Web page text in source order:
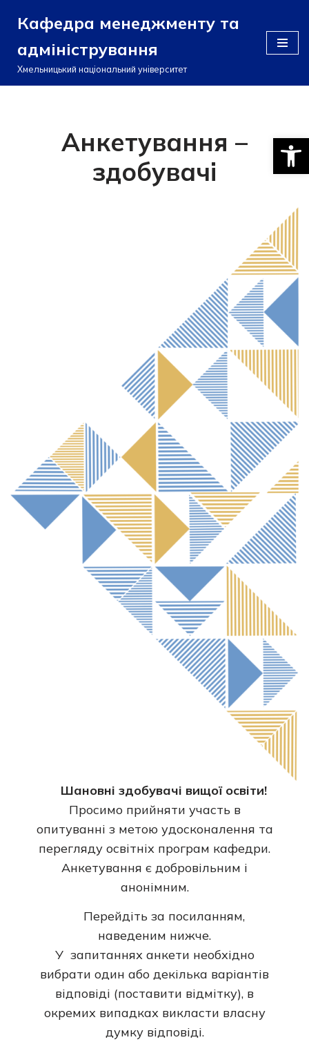
Перейти
до
вмісту
Кафедра менеджменту та
адміністрування
Хмельницький національний університет
Анкетування –
здобувачі
Шановні здобувачі вищої освіти!
Просимо прийняти участь в
опитуванні з метою удосконалення та
перегляду освітніх програм кафедри.
Анкетування є добровільним і
анонімним.
Перейдіть за посиланням,
наведеним нижче.
У запитаннях анкети необхідно
вибрати один або декілька варіантів
відповіді (поставити відмітку), в
окремих випадках викласти власну
думку відповіді.